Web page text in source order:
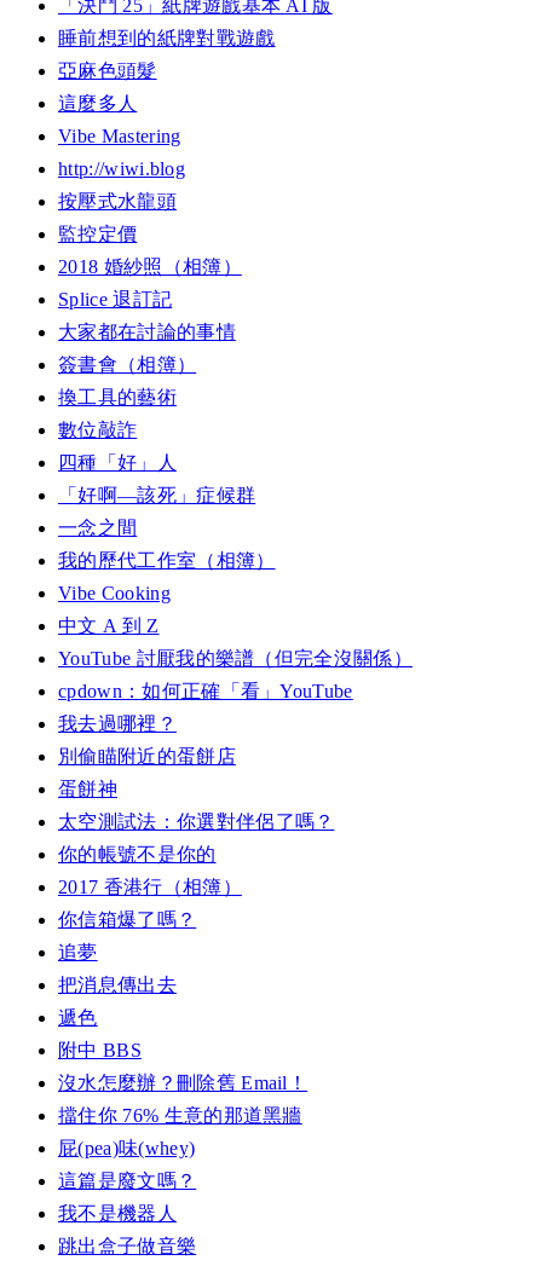
「決鬥 25」紙牌遊戲基本 AI 版
睡前想到的紙牌對戰遊戲
亞麻色頭髮
這麼多人
Vibe Mastering
http://wiwi.blog
按壓式水龍頭
監控定價
2018 婚紗照（相簿）
Splice 退訂記
大家都在討論的事情
簽書會（相簿）
換工具的藝術
數位敲詐
四種「好」人
「好啊—該死」症候群
一念之間
我的歷代工作室（相簿）
Vibe Cooking
中文 A 到 Z
YouTube 討厭我的樂譜（但完全沒關係）
cpdown：如何正確「看」YouTube
我去過哪裡？
別偷瞄附近的蛋餅店
蛋餅神
太空測試法：你選對伴侶了嗎？
你的帳號不是你的
2017 香港行（相簿）
你信箱爆了嗎？
追夢
把消息傳出去
遞色
附中 BBS
沒水怎麼辦？刪除舊 Email！
擋住你 76% 生意的那道黑牆
屁(pea)味(whey)
這篇是廢文嗎？
我不是機器人
跳出盒子做音樂